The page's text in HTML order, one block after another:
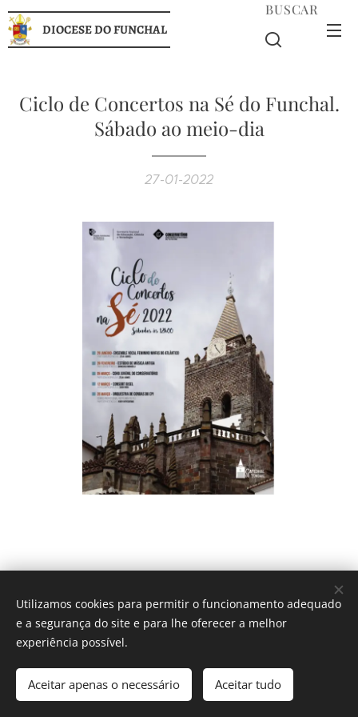
DIOCESE DO FUNCHAL
BUSCAR
Ciclo de Concertos na Sé do Funchal.
Sábado ao meio-dia
27-01-2022
IGREJA CATÓLICA
Diocese do Funchal - 2017
Utilizamos cookies para permitir o funcionamento adequado
e a segurança do site e para lhe oferecer a melhor
experiência possível.
Aceitar apenas o necessário Aceitar tudo